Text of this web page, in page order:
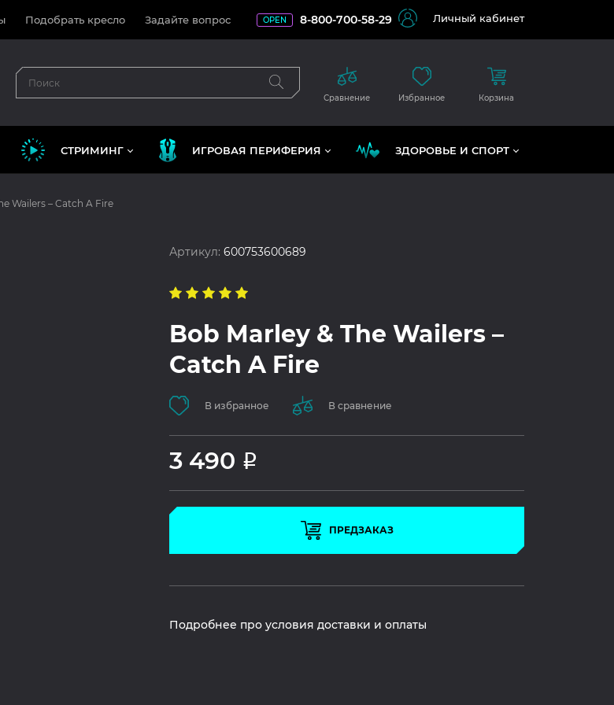
Подобрать кресло Задайте вопрос OPEN 8-800-700-58-29 Личный кабинет
Сравнение Избранное Корзина
СТРИМИНГ ИГРОВАЯ ПЕРИФЕРИЯ ЗДОРОВЬЕ И СПОРТ
Wailers – Catch A Fire
Артикул:600753600689
Bob Marley & The Wailers –
Catch A Fire
В избранное В сравнение
3 490 Р
ПРЕДЗАКАЗ
Подробнее про условия доставки и оплаты